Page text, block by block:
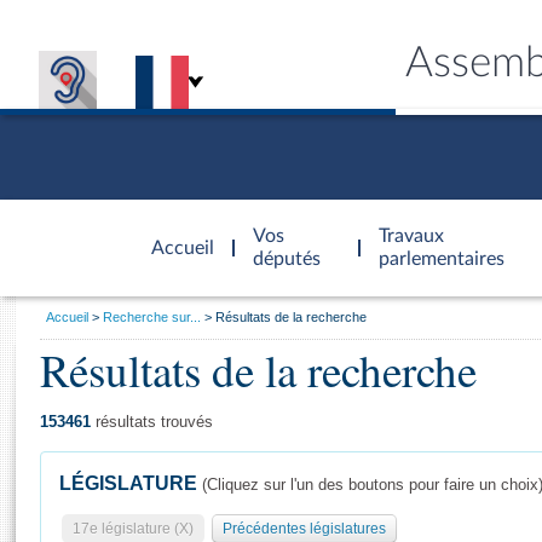
Accueil
d'accueil
Vos
députés
Travaux
parlementaires
Général
Vous
Accueil Recherche sur... Résultats de la recherche
Résultats de la recherche
153461 résultats trouvés
LÉGISLATURE (Cliquez sur l'un des boutons pour faire un choix)
17e législature (X) Précédentes législatures